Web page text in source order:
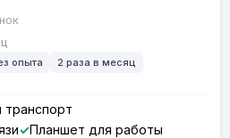
опыта
2 раза в месяц
транспорт
Планшет для работы